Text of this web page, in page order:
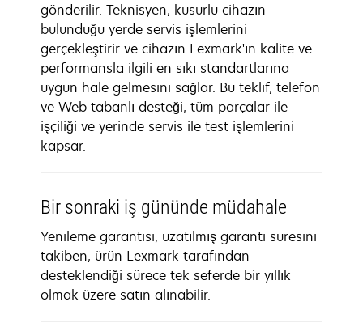
gönderilir. Teknisyen, kusurlu cihazın
bulunduğu yerde servis işlemlerini
gerçekleştirir ve cihazın Lexmark'ın kalite ve
performansla ilgili en sıkı standartlarına
uygun hale gelmesini sağlar. Bu teklif, telefon
ve Web tabanlı desteği, tüm parçalar ile
işçiliği ve yerinde servis ile test işlemlerini
kapsar.
Bir sonraki iş gününde müdahale
Yenileme garantisi, uzatılmış garanti süresini
takiben, ürün Lexmark tarafından
desteklendiği sürece tek seferde bir yıllık
olmak üzere satın alınabilir.